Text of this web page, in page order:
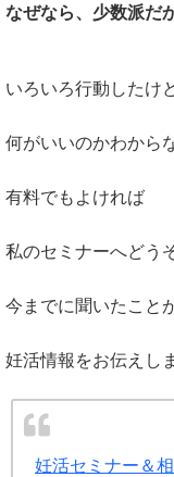
なぜなら、少数派だ
いろいろ行動したけ
何がいいのかわから
有料でもよければ
私のセミナーへどう
今までに聞いたこと
妊活情報をお伝えし
妊活セミナー＆